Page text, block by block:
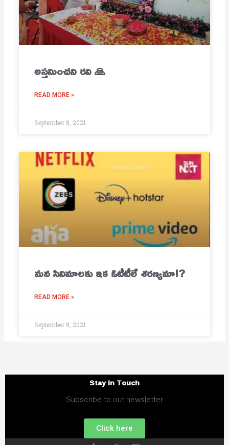
అస్తమించని రవి 🙏
READ MORE »
September 8, 2021
మ‌న సినిమాల‌కు ఇక ఓటీటీలే శ‌ర‌ణ్య‌మా!?
READ MORE »
September 8, 2021
Stay in Touch
Subscribe to out newsletter
Click here